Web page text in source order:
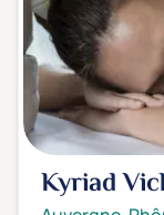
Kyriad